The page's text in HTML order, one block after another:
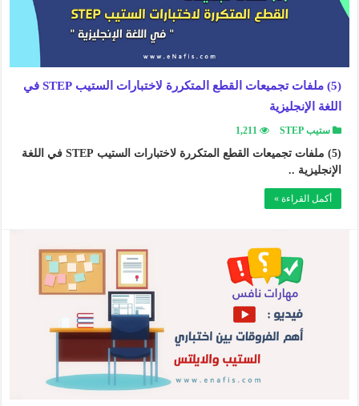
(5) ملفات تجميعات القطع المتكررة لاختبارات الستيب STEP في
اللغة الإنجليزية
ستيب STEP 1,211
(5) ملفات تجميعات القطع المتكررة لاختبارات الستيب STEP في اللغة
الإنجليزية ..
أكمل القراءة »